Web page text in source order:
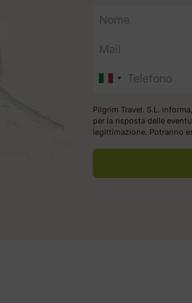
Pilgrim Travel. S.L.
per la risposta delle
legittimazione. Potranno